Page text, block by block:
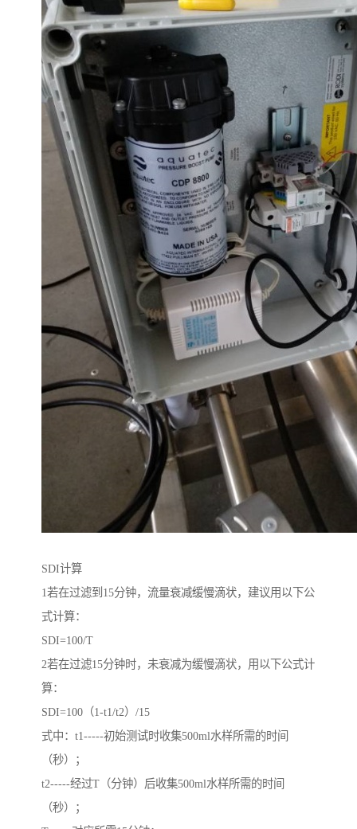
SDI计算
1若在过滤到15分钟，流量衰减缓慢滴状，建议用以下公
式计算：
SDI=100/T
2若在过滤15分钟时，未衰减为缓慢滴状，用以下公式计
算：
SDI=100（1-t1/t2）/15
式中：t1-----初始测试时收集500ml水样所需的时间
（秒）；
t2-----经过T（分钟）后收集500ml水样所需的时间
（秒）；